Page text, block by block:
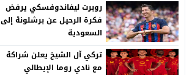
روبرت ليفاندوفسكي يرفض
فكرة الرحيل عن برشلونة إلى
السعودية
تركي آل الشيخ يعلن شراكة
مع نادي روما الإيطالي